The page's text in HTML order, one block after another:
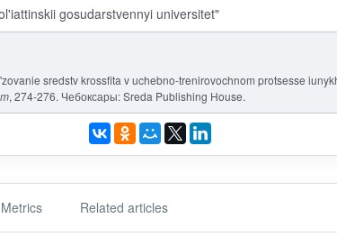
gosudarstvennyi universitet"
sredstv krossfita v uchebno-trenirovochnom protsesse
, 274-276. Чебоксары: Sreda Publishing House.
Metrics Related articles